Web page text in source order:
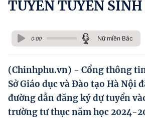
Doanh nghiệp hiến kế
Hướng dẫn thực hiện chính sách
Phát triển kinh tế tư nhân và doanh
Ocop và chuỗi giá trị Nông sản
Kinh tế tư nhân
TUYẾN TUYỂN SINH
0:00 Nữ miền Bắc
(Chinhphu.vn) - Cổng thông
Sở Giáo dục và Đào tạo Hà Nội
đường dẫn đăng ký dự tuyển
trường tư thục năm học 2024-